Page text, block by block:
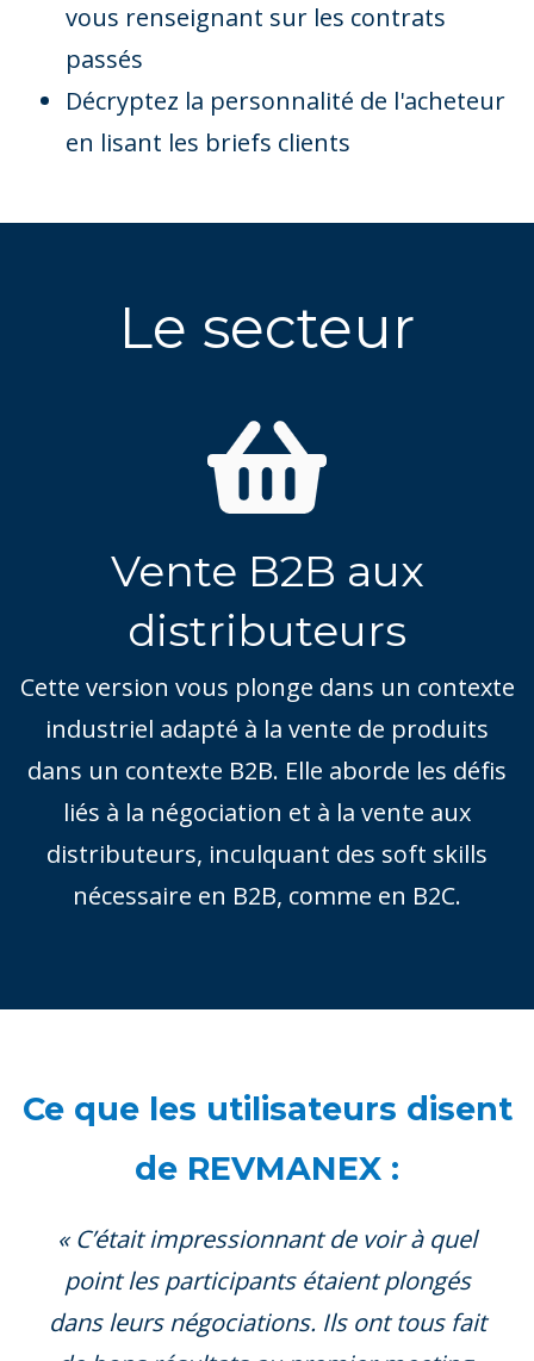
vous renseignant sur les contrats
passés
Décryptez la personnalité de l'acheteur
en lisant les briefs clients
Le secteur
Vente B2B aux
distributeurs
Cette version vous plonge dans un contexte
industriel adapté à la vente de produits
dans un contexte B2B. Elle aborde les défis
liés à la négociation et à la vente aux
distributeurs, inculquant des soft skills
nécessaire en B2B, comme en B2C.
Ce que les utilisateurs disent
de REVMANEX :
« C’était impressionnant de voir à quel
point les participants étaient plongés
dans leurs négociations. Ils ont tous fait